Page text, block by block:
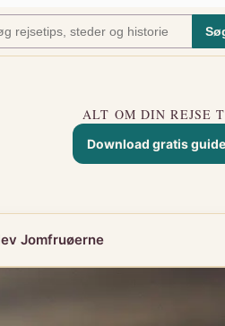
ALT OM DIN REJSE
Download gratis guide
Jomfruøerne